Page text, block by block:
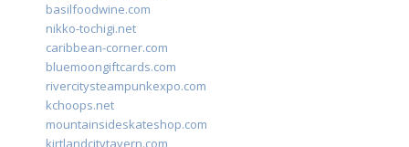
basilfoodwine.com
nikko-tochigi.net
caribbean-corner.com
bluemoongiftcards.com
rivercitysteampunkexpo.com
kchoops.net
mountainsideskateshop.com
kirtlandcitytavern.com